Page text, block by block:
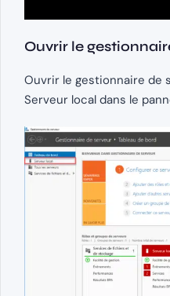
Ouvrir le
Ouvrir le gestionnaire de
Serveur local dans le